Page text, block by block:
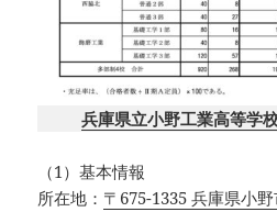
兵庫県立小野工業高等学
（1）基本情報
所在地： 〒675-1335 兵庫県小